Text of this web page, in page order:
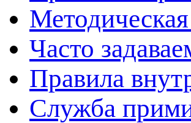
Часто
Правила
Служба